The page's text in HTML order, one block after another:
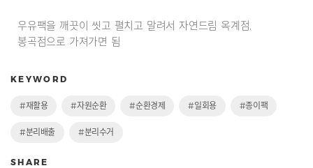
우유팩을 깨끗이 씻고 펼치고 말려서 자연드림 옥계점,
봉곡점으로 가져가면 됨
KEYWORD
#재활용 #자원순환 #순환경제 #일회용 #종이팩
#분리배출 #분리수거
SHARE